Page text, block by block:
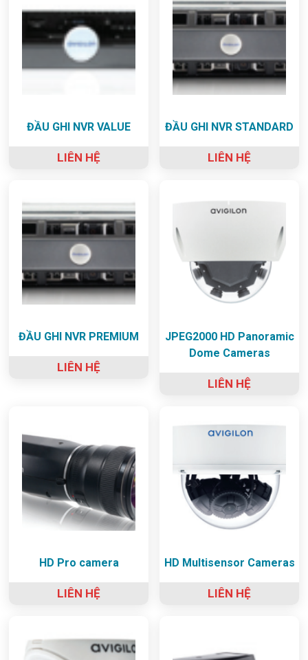
ĐẦU GHI NVR VALUE
LIÊN HỆ
ĐẦU GHI NVR STANDARD
LIÊN HỆ
ĐẦU GHI NVR PREMIUM
LIÊN HỆ
JPEG2000 HD Panoramic
Dome Cameras
LIÊN HỆ
HD Pro camera
LIÊN HỆ
HD Multisensor Cameras
LIÊN HỆ